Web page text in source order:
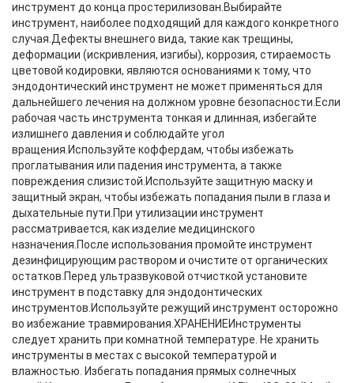
инструмент до конца простерилизован.Выбирайте
инструмент, наиболее подходящий для каждого конкретного
случая.Дефекты внешнего вида, такие как трещины,
деформации (искривления, изгибы), коррозия, стираемость
цветовой кодировки, являются основаниями к тому, что
эндодонтический инструмент не может применяться для
дальнейшего лечения на должном уровне безопасности.Если
рабочая часть инструмента тонкая и длинная, избегайте
излишнего давления и соблюдайте угол
вращения.Используйте коффердам, чтобы избежать
проглатывания или падения инструмента, а также
повреждения слизистой.Используйте защитную маску и
защитный экран, чтобы избежать попадания пыли в глаза и
дыхательные пути.При утилизации инструмент
рассматривается, как изделие медицинского
назначения.После использования промойте инструмент
дезинфицирующим раствором и очистите от органических
остатков.Перед ультразвуковой отчисткой установите
инструмент в подставку для эндодонтических
инструментов.Используйте режущий инструмент осторожно
во избежание травмирования.ХРАНЕНИЕИнструменты
следует хранить при комнатной температуре. Не хранить
инструменты в местах с высокой температурой и
влажностью. Избегать попадания прямых солнечных